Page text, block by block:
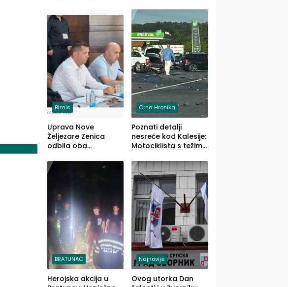
Biznis
Uprava Nove
Željezare Zenica
odbila oba
FBiH: Ustrajni da je
stečaj jedino rješenje
Crna Hronika
Poznati detalji
nesreće kod Kalesije:
Motociklista s težim,
lakšim povredama
BRATUNAC
Herojska akcija u
Najnovije
Ovog utorka Dan